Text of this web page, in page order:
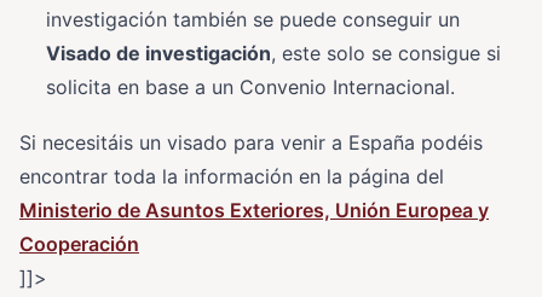
investigación también se puede conseguir un
Visado de investigación, este solo se consigue si
solicita en base a un Convenio Internacional.
Si necesitáis un visado para venir a España podéis
encontrar toda la información en la página del
Ministerio de Asuntos Exteriores, Unión Europea y
Cooperación
]]>